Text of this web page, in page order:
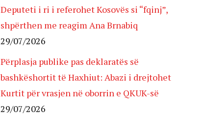
Deputeti i ri i referohet Kosovës si “fqinj”,
shpërthen me reagim Ana Brnabiq
29/07/2026
Përplasja publike pas deklaratës së
bashkëshortit të Haxhiut: Abazi i drejtohet
Kurtit për vrasjen në oborrin e QKUK-së
29/07/2026